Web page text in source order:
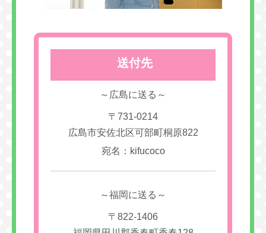
送付先
～広島に送る～
〒731-0214
広島市安佐北区可部町桐原822
宛名：kifucoco
～福岡に送る～
〒822-1406